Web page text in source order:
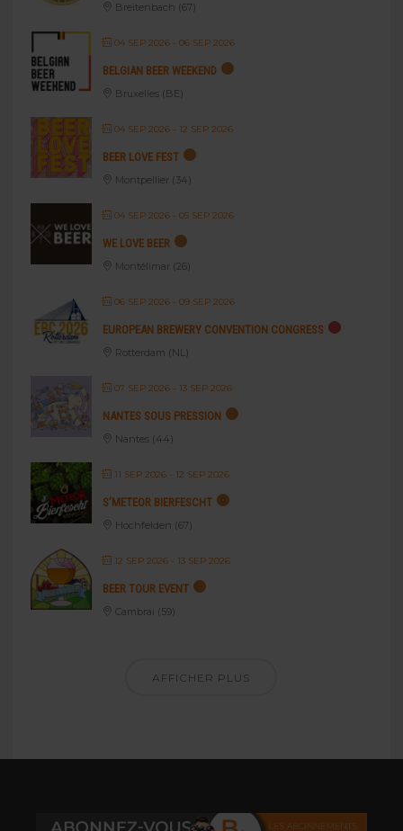
Breitenbach (67)
04 SEP 2026- 06 SEP 2026
BELGIAN BEER WEEKEND
Bruxelles (BE)
04 SEP 2026- 12 SEP 2026
BEER LOVE FEST
Montpellier (34)
04 SEP 2026- 05 SEP 2026
WE LOVE BEER
Montélimar (26)
06 SEP 2026- 09 SEP 2026
EUROPEAN BREWERY CONVENTION CONGRESS
Rotterdam (NL)
07 SEP 2026- 13 SEP 2026
NANTES SOUS PRESSION
Nantes (44)
11 SEP 2026- 12 SEP 2026
S’METEOR BIERFESCHT
Hochfelden (67)
12 SEP 2026- 13 SEP 2026
BEER TOUR EVENT
Cambrai (59)
AFFICHER PLUS